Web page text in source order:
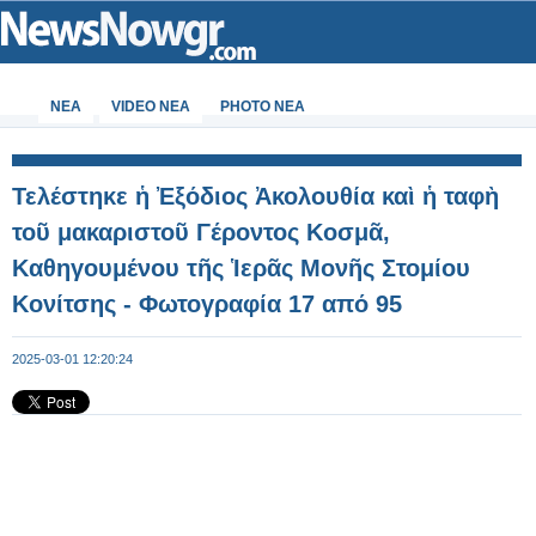
ΝΕΑ VIDEO NEA PHOTO NEA
Τελέστηκε ἡ Ἐξόδιος Ἀκολουθία καὶ ἡ ταφὴ
τοῦ μακαριστοῦ Γέροντος Κοσμᾶ,
Καθηγουμένου τῆς Ἱερᾶς Μονῆς Στομίου
Κονίτσης - Φωτογραφία 17 από 95
2025-03-01 12:20:24